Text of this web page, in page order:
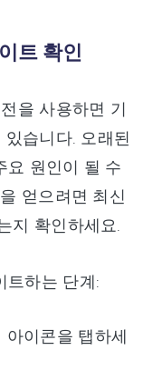
트 확인
을 사용하면 기
습니다. 오래된
요 원인이 될 수
얻으려면 최신
지 확인하세요.
트하는 단계:
이콘을 탭하세